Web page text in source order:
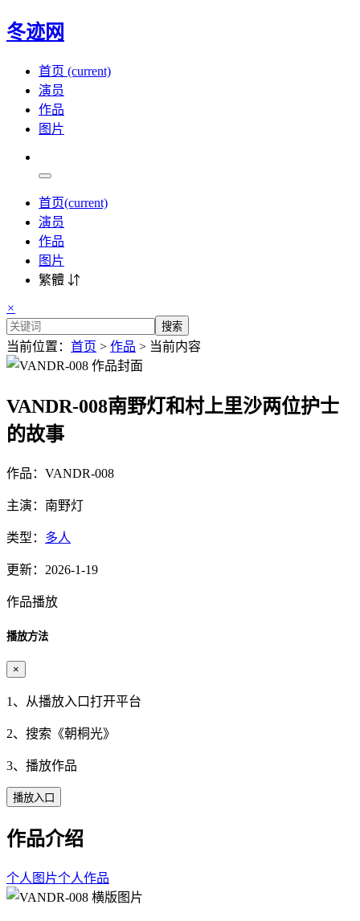
冬迹网
首页 (current)
演员
作品
图片
首页(current)
演员
作品
图片
繁體 ⇵
×
搜索
当前位置： 首页 > 作品 > 当前内容
VANDR-008南野灯和村上里沙两位护士
的故事
作品：VANDR-008
主演：南野灯
类型： 多人
更新：2026-1-19
作品播放
播放方法
×
1、从播放入口打开平台
2、搜索《朝桐光》
3、播放作品
播放入口
作品介绍
个人图片个人作品